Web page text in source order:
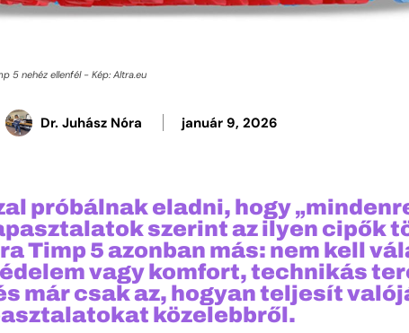
5 nehéz ellenfél - Kép: Altra.eu
Dr. Juhász Nóra január 9, 2026
próbálnak eladni, hogy
szerint az ilyen cipők
Timp 5 azonban más: nem kell
vagy komfort, technikás
már csak az, hogyan teljesít
közelebbről.